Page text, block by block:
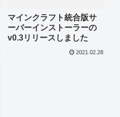
マインクラフト統合版サ
ーバーインストーラーの
v0.3リリースしました
2021.02.28